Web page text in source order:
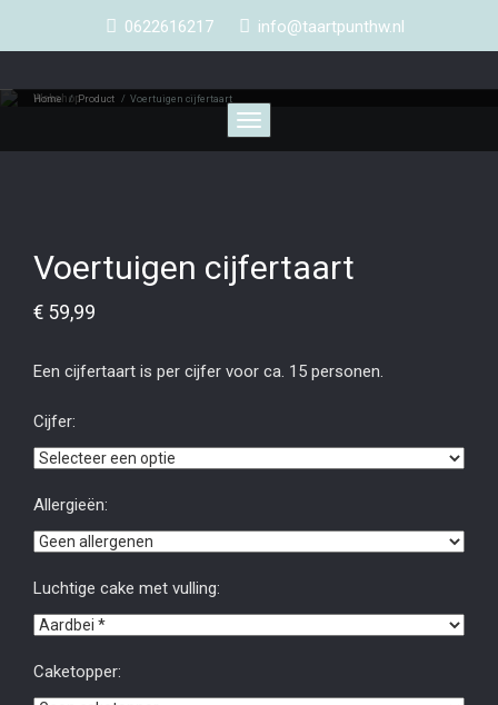
0622616217 info@taartpunthw.nl
Toggle
navigation
Webshop
Home /Product / Voertuigen cijfertaart
Voertuigen cijfertaart
€ 59,99
Een cijfertaart is per cijfer voor ca. 15 personen.
Cijfer:
Allergieën:
Luchtige cake met vulling:
Caketopper: